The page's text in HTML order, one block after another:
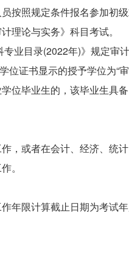
按照规定条件报名参加初
理论与实务》科目考试。
业目录(2022年)》规定审
证书显示的授予学位为“审
位毕业生的，该毕业生具
，或者在会计、经济、统
。
年限计算截止日期为考试年